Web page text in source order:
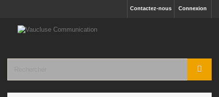
Connexion
Contactez-nous